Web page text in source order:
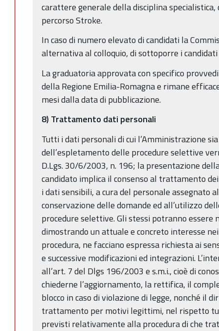
carattere generale della disciplina
percorso Stroke.
In caso di numero elevato di candidati la
alternativa al colloquio, di sottoporre i
La graduatoria approvata con specifico
della Regione Emilia-Romagna e rimane
mesi dalla data di pubblicazione.
8) Trattamento dati personali
Tutti i dati personali di cui l’Amministrazione
dell’espletamento delle procedure selettive
D.Lgs. 30/6/2003, n. 196; la presentazione
candidato implica il consenso al trattamento
i dati sensibili, a cura del personale assegnato
conservazione delle domande ed all’utilizzo
procedure selettive. Gli stessi potranno essere
dimostrando un attuale e concreto interesse
procedura, ne facciano espressa richiesta ai
e successive modificazioni ed integrazioni.
all’art. 7 del Dlgs 196/2003 e s.m.i., cioè di
chiederne l’aggiornamento, la rettifica, il
blocco in caso di violazione di legge, nonché il
trattamento per motivi legittimi, nel rispetto
previsti relativamente alla procedura di che